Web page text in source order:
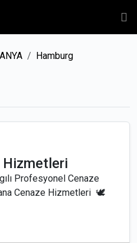
Hamburg
Hizmetleri
Profesyonel Cenaze
Cenaze Hizmetleri 🕊️